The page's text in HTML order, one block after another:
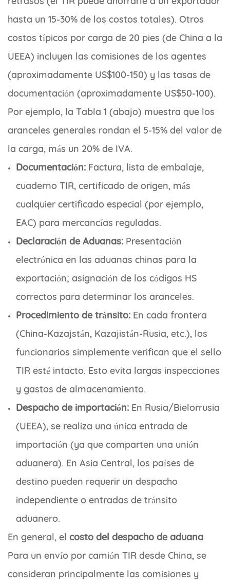
hasta un 15-30% de los costos totales). Otros
costos típicos por carga de 20 pies (de China a la
UEEA) incluyen las comisiones de los agentes
(aproximadamente US$100-150) y las tasas de
documentación (aproximadamente US$50-100).
Por ejemplo, la Tabla 1 (abajo) muestra que los
aranceles generales rondan el 5-15% del valor de
la carga, más un 20% de IVA.
Documentación: Factura, lista de embalaje,
cuaderno TIR, certificado de origen, más
cualquier certificado especial (por ejemplo,
EAC) para mercancías reguladas.
Declaración de Aduanas: Presentación
electrónica en las aduanas chinas para la
exportación; asignación de los códigos HS
correctos para determinar los aranceles.
Procedimiento de tránsito: En cada frontera
(China-Kazajstán, Kazajistán-Rusia, etc.), los
funcionarios simplemente verifican que el sello
TIR esté intacto. Esto evita largas inspecciones
y gastos de almacenamiento.
Despacho de importación: En Rusia/Bielorrusia
(UEEA), se realiza una única entrada de
importación (ya que comparten una unión
aduanera). En Asia Central, los países de
destino pueden requerir un despacho
independiente o entradas de tránsito
aduanero.
En general, el costo del despacho de aduana
Para un envío por camión TIR desde China, se
consideran principalmente las comisiones y